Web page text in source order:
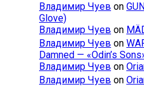
Владимир Чуев on
Glove)
Владимир Чуев on
Владимир Чуев on
Damned — «Odin’s
Владимир Чуев on
Владимир Чуев on